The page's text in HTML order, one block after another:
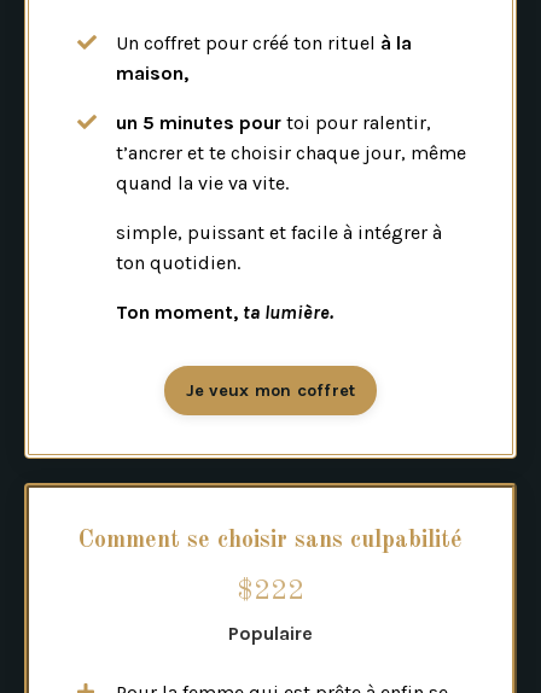
Un coffret pour créé ton rituel à la
maison,
un 5 minutes pour toi pour ralentir,
t’ancrer et te choisir chaque jour, même
quand la vie va vite.
simple, puissant et facile à intégrer à
ton quotidien.
Ton moment, ta lumière.
Je veux mon coffret
Comment se choisir sans culpabilité
$222
Populaire